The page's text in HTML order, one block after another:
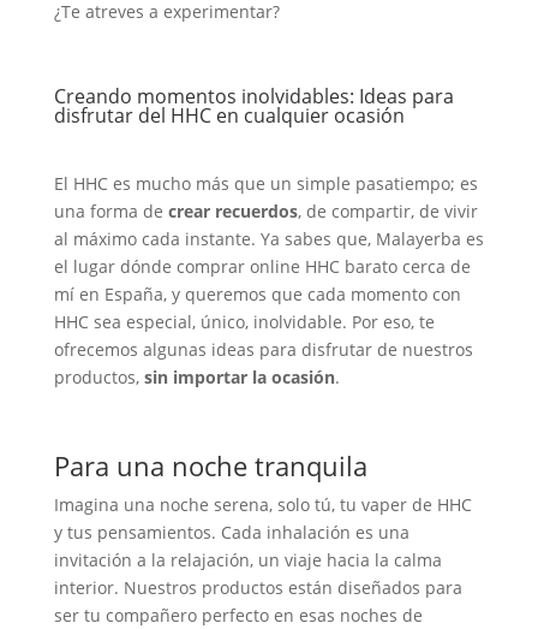
¿Te atreves a experimentar?
Creando momentos inolvidables: Ideas para
disfrutar del HHC en cualquier ocasión
El HHC es mucho más que un simple pasatiempo; es
una forma de crear recuerdos, de compartir, de vivir
al máximo cada instante. Ya sabes que, Malayerba es
el lugar dónde comprar online HHC barato cerca de
mí en España, y queremos que cada momento con
HHC sea especial, único, inolvidable. Por eso, te
ofrecemos algunas ideas para disfrutar de nuestros
productos, sin importar la ocasión.
Para una noche tranquila
Imagina una noche serena, solo tú, tu vaper de HHC
y tus pensamientos. Cada inhalación es una
invitación a la relajación, un viaje hacia la calma
interior. Nuestros productos están diseñados para
ser tu compañero perfecto en esas noches de